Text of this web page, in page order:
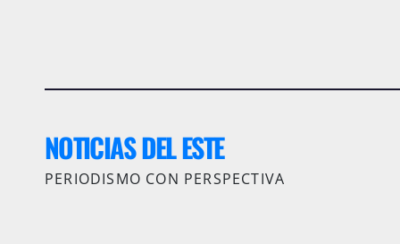
NOTICIAS DEL ESTE
PERIODISMO CON PERSPECTIVA